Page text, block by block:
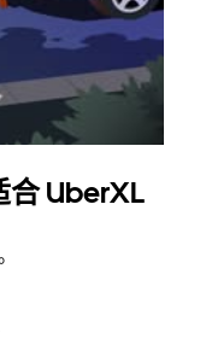
合 UberXL